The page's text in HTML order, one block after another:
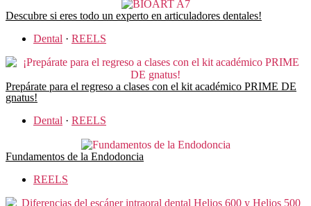
Descubre si eres todo un experto en articuladores dentales!
Dental · REELS
Prepárate para el regreso a clases con el kit académico PRIME DE
gnatus!
Dental · REELS
Fundamentos de la Endodoncia
REELS